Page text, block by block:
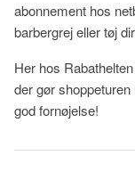
abonnement hos
barbergrej eller tøj
Her hos
der gør
god fornøjelse!